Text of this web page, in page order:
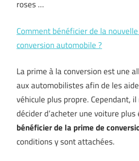
roses …
Comment bénéficier de la
conversion automobile ?
La prime à la conversion est une
aux automobilistes afin de les
véhicule plus propre. Cependant,
décider d’acheter une voiture
bénéficier de la prime de
conditions y sont attachées.